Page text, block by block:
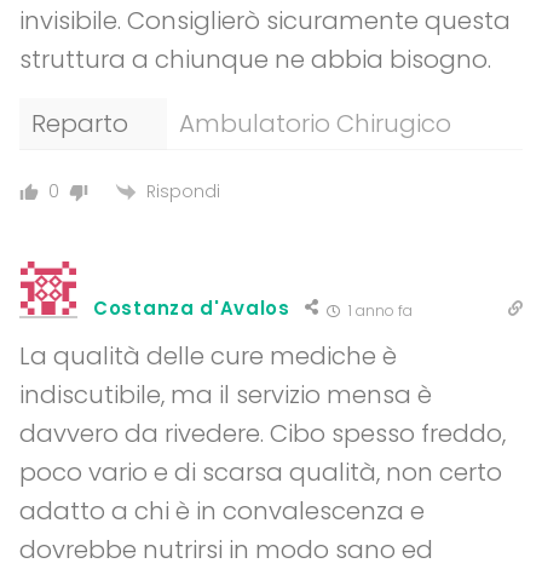
invisibile. Consiglierò sicuramente questa
struttura a chiunque ne abbia bisogno.
Reparto
Ambulatorio Chirugico
0 Rispondi
Costanza d'Avalos 1 anno fa
La qualità delle cure mediche è
indiscutibile, ma il servizio mensa è
davvero da rivedere. Cibo spesso freddo,
poco vario e di scarsa qualità, non certo
adatto a chi è in convalescenza e
dovrebbe nutrirsi in modo sano ed